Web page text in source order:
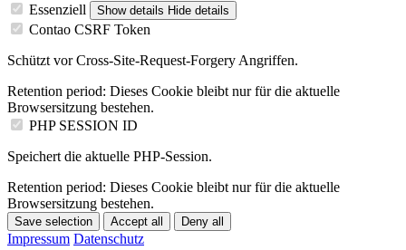
Essenziell
Show details Hide details
Contao CSRF Token
Schützt vor Cross-Site-Request-Forgery Angriffen.
Retention period: Dieses Cookie bleibt nur für die aktuelle
Browsersitzung bestehen.
PHP SESSION ID
Speichert die aktuelle PHP-Session.
Retention period: Dieses Cookie bleibt nur für die aktuelle
Browsersitzung bestehen.
Save selection Accept all Deny all
Impressum Datenschutz